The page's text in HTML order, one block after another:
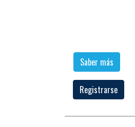
Saber más
Registrarse